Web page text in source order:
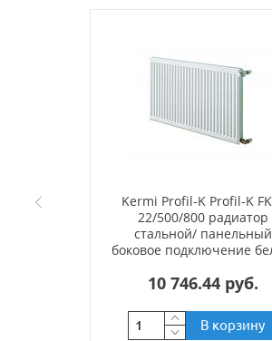
Kermi Profil-K Profil-K
22/500/800 радиатор
стальной/ панельный
боковое подключение
10 746.44 руб.
В корзину